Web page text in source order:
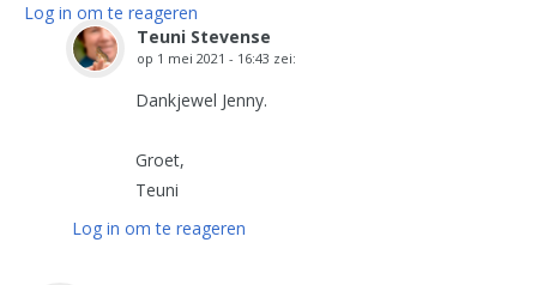
Log in om te reageren
Teuni Stevense
op 1 mei 2021 - 16:43 zei:
Dankjewel Jenny.
Groet,
Teuni
Log in om te reageren